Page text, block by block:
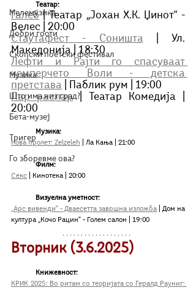
Мелемузика
Добри гости
Скопски поетски фестивал
Музика
Што има низ град?
Бета-музеј
Тригер
Го зборевме ова?
Театар:
Галеб | Театар „Јохан Х.К. Џинот“ -
Велес | 20:00
Стаутафест - Соништа | Ул.
Македонија | 18:30
Лефти и Рајти го спасуваат
чемперчето Воли - детска
претстава | Паблик рум | 19:00
Пар распар | Teатар Комедија |
20:00
Музика:
Нова пролет: Zelzeleh | Ла Кања | 21:00
Филм:
Секс | Кинотека | 20:00
Визуелна уметност:
„Арс вивенди“ - Дваесетта завршна изложба | Дом на
култура „Кочо Рацин“ - Голем салон | 19:00
Вторник (3.6.2025)
Книжевност:
КРИК 2025: Во ритам со теоријата со Гералд Рауниг: